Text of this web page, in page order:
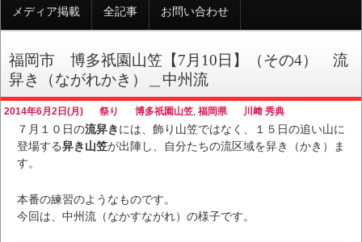
移
動
メディア掲載 全記事 お問い合わせ
福岡市 博多祇園山笠【7月10日】（その4） 流
舁き（ながれかき）＿中州流
2014年6月2日(月) 祭り 博多祇園山笠, 福岡県 川﨑 秀典
７月１０日の流舁きには、飾り山笠ではなく、１５日の追い山に
登場する舁き山笠が出陣し、自分たちの流区域を舁き（かき）ま
す。
本番の練習のようなものです。
今回は、中州流（なかすながれ）の様子です。